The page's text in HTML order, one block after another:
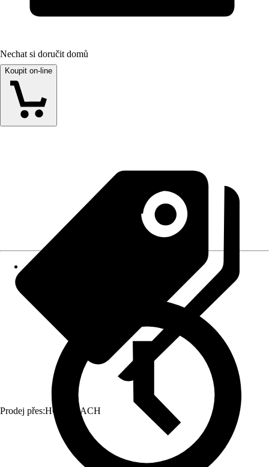
Nechat si doručit domů
Koupit on-line
Prodej přes:HORNBACH